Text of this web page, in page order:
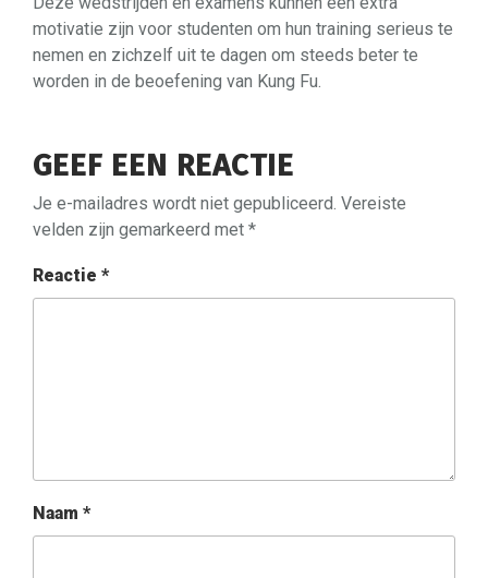
motivatie zijn voor studenten om hun training serieus te
nemen en zichzelf uit te dagen om steeds beter te
worden in de beoefening van Kung Fu.
GEEF EEN REACTIE
Je e-mailadres wordt niet gepubliceerd. Vereiste
velden zijn gemarkeerd met *
Reactie *
Naam *